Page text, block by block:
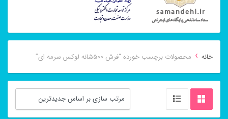
خانه › محصولات برچسب خورده “فرش 500شانه لوکس سرمه ای”